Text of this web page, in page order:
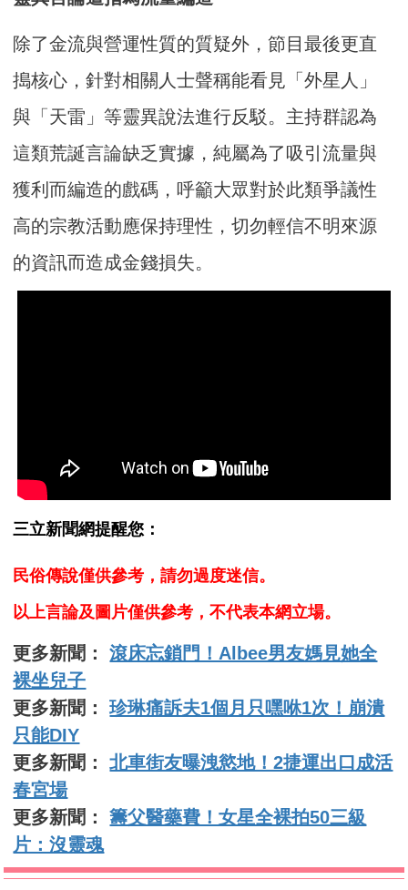
除了金流與營運性質的質疑外，節目最後更直
搗核心，針對相關人士聲稱能看見「外星人」
與「天雷」等靈異說法進行反駁。主持群認為
這類荒誕言論缺乏實據，純屬為了吸引流量與
獲利而編造的戲碼，呼籲大眾對於此類爭議性
高的宗教活動應保持理性，切勿輕信不明來源
的資訊而造成金錢損失。
三立新聞網提醒您：
民俗傳說僅供參考，請勿過度迷信。
以上言論及圖片僅供參考，不代表本網立場。
更多新聞：滾床忘鎖門！Albee男友媽見她全
裸坐兒子
更多新聞：珍琳痛訴夫1個月只嘿咻1次！崩潰
只能DIY
更多新聞：北車街友曝洩慾地！2捷運出口成活
春宮場
更多新聞：籌父醫藥費！女星全裸拍50三級
片：沒靈魂